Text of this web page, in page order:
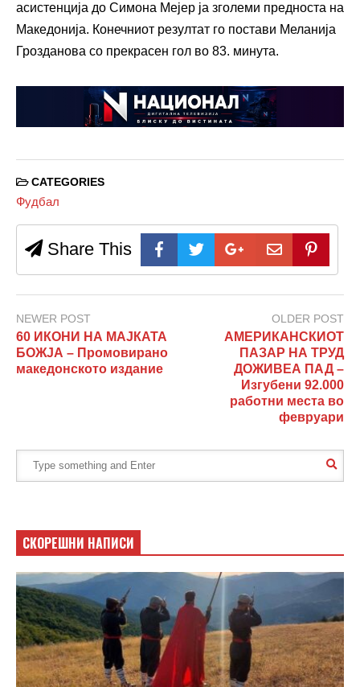
асистенција до Симона Мејер ја зголеми предноста на
Македонија. Конечниот резултат го постави Меланија
Грозданова со прекрасен гол во 83. минута.
CATEGORIES
Фудбал
Share This
NEWER POST
60 ИКОНИ НА МАЈКАТА
БОЖЈА – Промовирано
македонското издание
OLDER POST
АМЕРИКАНСКИОТ
ПАЗАР НА ТРУД
ДОЖИВЕА ПАД –
Изгубени 92.000
работни места во
февруари
СКОРЕШНИ НАПИСИ